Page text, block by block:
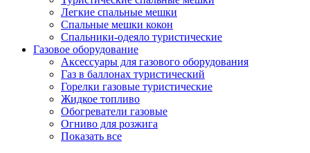
Легкие спальные мешки
Спальные мешки кокон
Спальники-одеяло туристические
Газовое оборудование
Аксессуары для газового оборудования
Газ в баллонах туристический
Горелки газовые туристические
Жидкое топливо
Обогреватели газовые
Огниво для розжига
Показать все